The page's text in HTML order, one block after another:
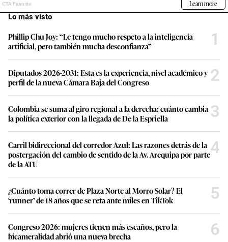
Lo más visto
Phillip Chu Joy: “Le tengo mucho respeto a la inteligencia
artificial, pero también mucha desconfianza”
1
Diputados 2026-2031: Esta es la experiencia, nivel académico y
perfil de la nueva Cámara Baja del Congreso
2
Colombia se suma al giro regional a la derecha: cuánto cambia
la política exterior con la llegada de De la Espriella
3
Carril bidireccional del corredor Azul: Las razones detrás de la
postergación del cambio de sentido de la Av. Arequipa por parte
de la ATU
4
¿Cuánto toma correr de Plaza Norte al Morro Solar? El
‘runner’ de 18 años que se reta ante miles en TikTok
5
Congreso 2026: mujeres tienen más escaños, pero la
bicameralidad abrió una nueva brecha
6